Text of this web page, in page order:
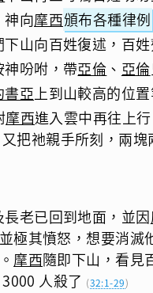
神向摩西頒布各種律例
下山向百姓復述，百
神吩咐，帶亞倫 、 亞倫
書亞上到山較高的位
摩西進入雲中再往上
又把祂親手所刻，兩
長老已回到地面，並因
極其憤怒，想要消滅
摩西隨即下山，看見
人殺了 (32:1-29)